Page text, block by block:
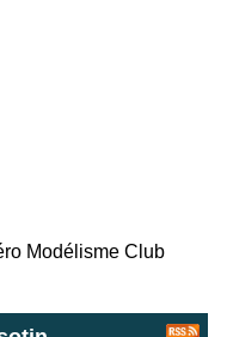
Modélisme Club